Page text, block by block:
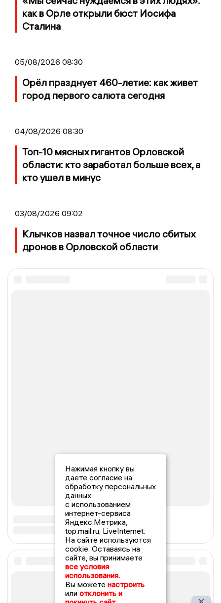
как в Орле открыли бюст Иосифа
Сталина
05/08/2026 08:30
Орёл празднует 460-летие: как живет
город первого салюта сегодня
04/08/2026 08:30
Топ-10 мясных гигантов Орловской
области: кто заработал больше всех, а
кто ушел в минус
03/08/2026 09:02
Клычков назвал точное число сбитых
дронов в Орловской области
Нажимая кнопку вы
даете согласие на
обработку персональных
данных
с использованием
интернет-сервиса
Яндекс.Метрика,
top.mail.ru, LiveInternet.
На сайте используются
cookie. Оставаясь на
сайте, вы принимаете
все условия
использования.
Вы можете настроить
или отклонить и